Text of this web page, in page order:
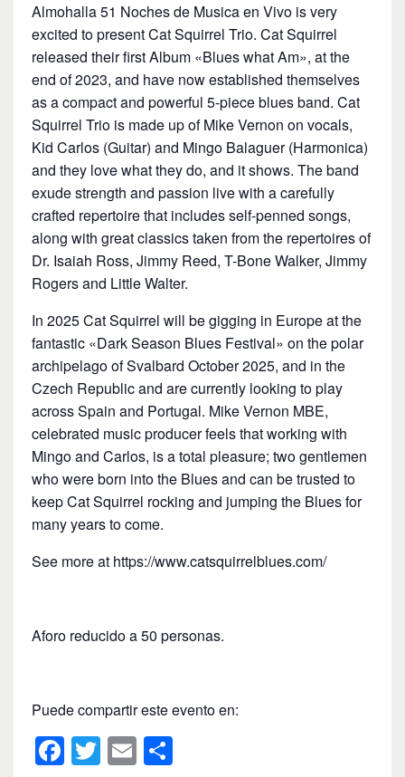
Almohalla 51 Noches de Musica en Vivo is very
excited to present Cat Squirrel Trio. Cat Squirrel
released their first Album «Blues what Am», at the
end of 2023, and have now established themselves
as a compact and powerful 5-piece blues band. Cat
Squirrel Trio is made up of Mike Vernon on vocals,
Kid Carlos (Guitar) and Mingo Balaguer (Harmonica)
and they love what they do, and it shows. The band
exude strength and passion live with a carefully
crafted repertoire that includes self-penned songs,
along with great classics taken from the repertoires of
Dr. Isaiah Ross, Jimmy Reed, T-Bone Walker, Jimmy
Rogers and Little Walter.
In 2025 Cat Squirrel will be gigging in Europe at the
fantastic «Dark Season Blues Festival» on the polar
archipelago of Svalbard October 2025, and in the
Czech Republic and are currently looking to play
across Spain and Portugal. Mike Vernon MBE,
celebrated music producer feels that working with
Mingo and Carlos, is a total pleasure; two gentlemen
who were born into the Blues and can be trusted to
keep Cat Squirrel rocking and jumping the Blues for
many years to come.
See more at https://www.catsquirrelblues.com/
Aforo reducido a 50 personas.
Puede compartir este evento en:
F T E